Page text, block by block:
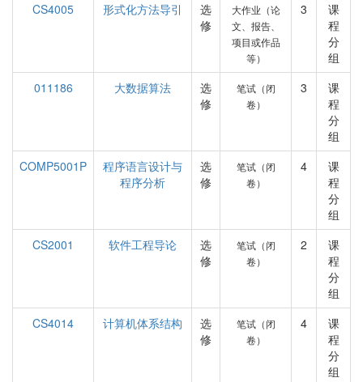
CS4005
形式化方法导引
选
修
大作业（论
文、报告、
项目或作品
等）
3
课
程
分
组
011186
大数据算法
选
修
笔试（闭
卷）
3
课
程
分
组
COMP5001P
程序语言设计与
程序分析
选
修
笔试（闭
卷）
4
课
程
分
组
CS2001
软件工程导论
选
修
笔试（闭
卷）
2
课
程
分
组
CS4014
计算机体系结构
选
修
笔试（闭
卷）
4
课
程
分
组